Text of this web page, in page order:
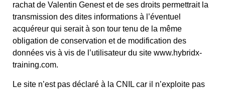
rachat de Valentin Genest et de ses droits permettrait la
transmission des dites informations à l’éventuel
acquéreur qui serait à son tour tenu de la même
obligation de conservation et de modification des
données vis à vis de l’utilisateur du site www.hybridx-
training.com.
Le site n’est pas déclaré à la CNIL car il n’exploite pas